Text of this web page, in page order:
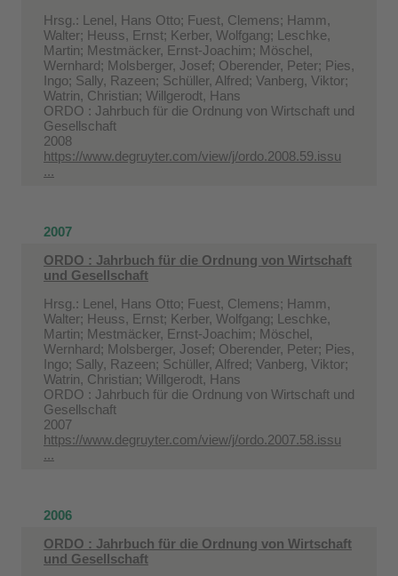
Hrsg.: Lenel, Hans Otto; Fuest, Clemens; Hamm,
Walter; Heuss, Ernst; Kerber, Wolfgang; Leschke,
Martin; Mestmäcker, Ernst-Joachim; Möschel,
Wernhard; Molsberger, Josef; Oberender, Peter; Pies,
Ingo; Sally, Razeen; Schüller, Alfred; Vanberg, Viktor;
Watrin, Christian; Willgerodt, Hans
ORDO : Jahrbuch für die Ordnung von Wirtschaft und
Gesellschaft
2008
https://www.degruyter.com/view/j/ordo.2008.59.issu
...
2007
ORDO : Jahrbuch für die Ordnung von Wirtschaft
und Gesellschaft
Hrsg.: Lenel, Hans Otto; Fuest, Clemens; Hamm,
Walter; Heuss, Ernst; Kerber, Wolfgang; Leschke,
Martin; Mestmäcker, Ernst-Joachim; Möschel,
Wernhard; Molsberger, Josef; Oberender, Peter; Pies,
Ingo; Sally, Razeen; Schüller, Alfred; Vanberg, Viktor;
Watrin, Christian; Willgerodt, Hans
ORDO : Jahrbuch für die Ordnung von Wirtschaft und
Gesellschaft
2007
https://www.degruyter.com/view/j/ordo.2007.58.issu
...
2006
ORDO : Jahrbuch für die Ordnung von Wirtschaft
und Gesellschaft